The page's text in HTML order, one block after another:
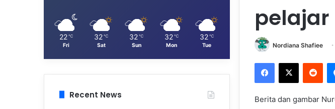
pelajar
Nordiana Shafiee
Berita dan gambar
22 ℃
Fri
32 ℃
Sat
32 ℃
Sun
32 ℃
Mon
32 ℃
Tue
Recent News